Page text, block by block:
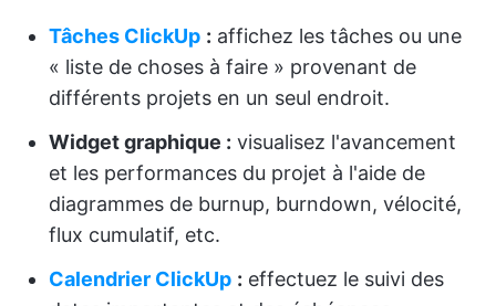
Tâches ClickUp : affichez les tâches ou une
« liste de choses à faire » provenant de
différents projets en un seul endroit.
Widget graphique : visualisez l'avancement
et les performances du projet à l'aide de
diagrammes de burnup, burndown, vélocité,
flux cumulatif, etc.
Calendrier ClickUp : effectuez le suivi des